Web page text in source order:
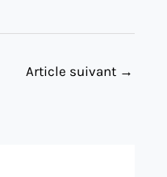
Article suivant →